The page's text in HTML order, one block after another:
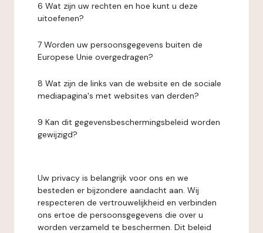
6 Wat zijn uw rechten en hoe kunt u deze
uitoefenen?
7 Worden uw persoonsgegevens buiten de
Europese Unie overgedragen?
8 Wat zijn de links van de website en de sociale
mediapagina's met websites van derden?
9 Kan dit gegevensbeschermingsbeleid worden
gewijzigd?
Uw privacy is belangrijk voor ons en we
besteden er bijzondere aandacht aan. Wij
respecteren de vertrouwelijkheid en verbinden
ons ertoe de persoonsgegevens die over u
worden verzameld te beschermen. Dit beleid